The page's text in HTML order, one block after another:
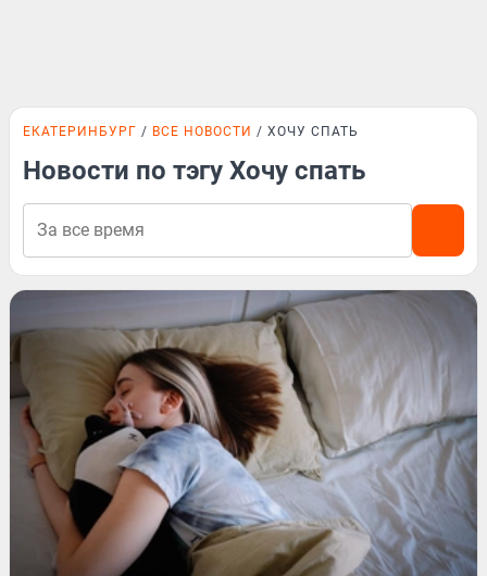
ЕКАТЕРИНБУРГ ВСЕ НОВОСТИ ХОЧУ СПАТЬ
Новости по тэгу Хочу спать